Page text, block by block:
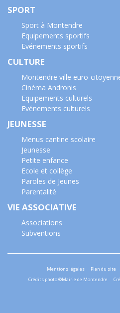
SPORT
Sport à Montendre
Equipements sportifs
Evénements sportifs
CULTURE
Montendre ville euro-
Cinéma Andronis
Equipements culturels
Evénements culturels
JEUNESSE
Menus cantine scolaire
Jeunesse
Petite enfance
Ecole et collège
Paroles de Jeunes
Parentalité
VIE ASSOCIATIVE
Associations
Subventions
Mentions légales Plan du site
Crédits photo:©Mairie de Montendre